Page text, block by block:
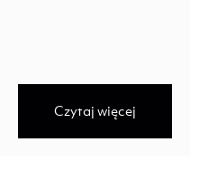
Czytaj więcej